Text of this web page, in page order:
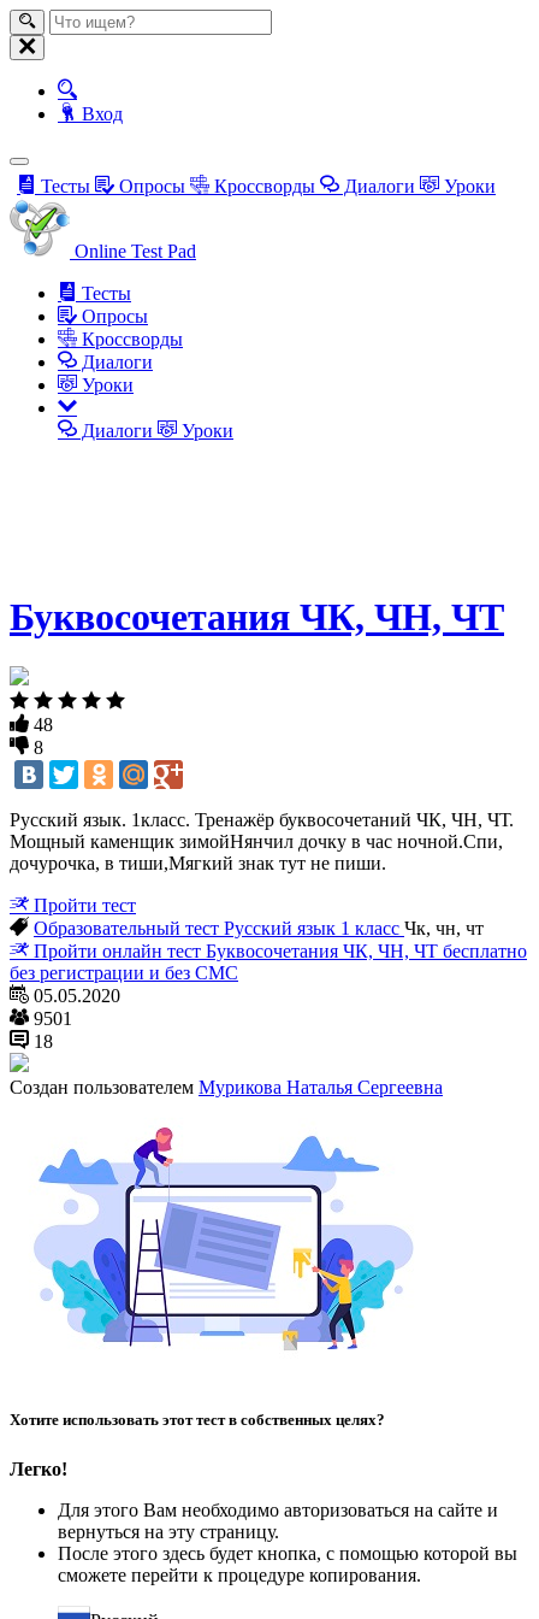
Вход
Тесты Опросы Кроссворды Диалоги Уроки
Online Test Pad
Тесты
Опросы
Кроссворды
Диалоги
Уроки
Диалоги Уроки
Буквосочетания ЧК, ЧН, ЧТ
48
8
Русский язык. 1класс. Тренажёр буквосочетаний ЧК, ЧН, ЧТ.
Мощный каменщик зимойНянчил дочку в час ночной.Спи,
дочурочка, в тиши,Мягкий знак тут не пиши.
Пройти тест
Образовательный тест Русский язык 1 класс Чк, чн, чт
Пройти онлайн тест Буквосочетания ЧК, ЧН, ЧТ бесплатно
без регистрации и без СМС
05.05.2020
9501
18
Создан пользователем Мурикова Наталья Сергеевна
Хотите использовать этот тест в собственных целях?
Легко!
Для этого Вам необходимо авторизоваться на сайте и
вернуться на эту страницу.
После этого здесь будет кнопка, с помощью которой вы
сможете перейти к процедуре копирования.